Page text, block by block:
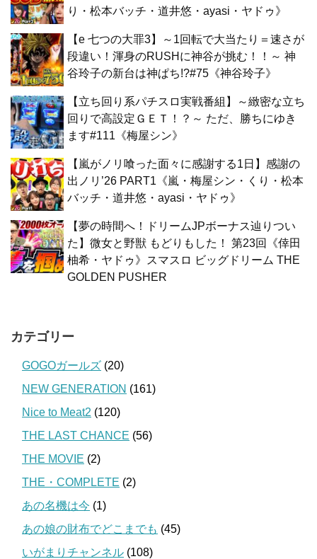
り・松本バッチ・道井悠・ayasi・ヤドゥ》
【e 七つの大罪3】～1回転で大当たり＝速さが
段違い！渾身のRUSHに神谷が挑む！！～ 神
谷玲子の新台は神ぱち!?#75《神谷玲子》
【立ち回り系パチスロ実戦番組】～緻密な立ち
回りで高設定ＧＥＴ！？～ ただ、勝ちにゆき
ます#111《梅屋シン》
【嵐がノリ喰った面々に感謝する1日】感謝の
出ノリ’26 PART1《嵐・梅屋シン・くり・松本
バッチ・道井悠・ayasi・ヤドゥ》
【夢の時間へ！ドリームJPボーナス辿りつい
た】微女と野獣 もどりもした！ 第23回《倖田
柚希・ヤドゥ》スマスロ ビッグドリーム THE
GOLDEN PUSHER
カテゴリー
GOGOガールズ (20)
NEW GENERATION (161)
Nice to Meat2 (120)
THE LAST CHANCE (56)
THE MOVIE (2)
THE・COMPLETE (2)
あの名機は今 (1)
あの娘の財布でどこまでも (45)
いがまりチャンネル (108)